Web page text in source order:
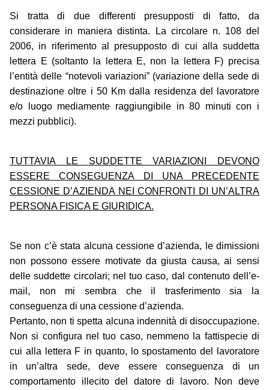
Si tratta di due differenti presupposti di fatto, da
considerare in maniera distinta. La circolare n. 108 del
2006, in riferimento al presupposto di cui alla suddetta
lettera E (soltanto la lettera E, non la lettera F) precisa
l’entità delle “notevoli variazioni” (variazione della sede di
destinazione oltre i 50 Km dalla residenza del lavoratore
e/o luogo mediamente raggiungibile in 80 minuti con i
mezzi pubblici).
TUTTAVIA LE SUDDETTE VARIAZIONI DEVONO
ESSERE CONSEGUENZA DI UNA PRECEDENTE
CESSIONE D’AZIENDA NEI CONFRONTI DI UN’ALTRA
PERSONA FISICA E GIURIDICA.
Se non c’è stata alcuna cessione d’azienda, le dimissioni
non possono essere motivate da giusta causa, ai sensi
delle suddette circolari; nel tuo caso, dal contenuto dell’e-
mail, non mi sembra che il trasferimento sia la
conseguenza di una cessione d’azienda.
Pertanto, non ti spetta alcuna indennità di disoccupazione.
Non si configura nel tuo caso, nemmeno la fattispecie di
cui alla lettera F in quanto, lo spostamento del lavoratore
in un’altra sede, deve essere conseguenza di un
comportamento illecito del datore di lavoro. Non deve